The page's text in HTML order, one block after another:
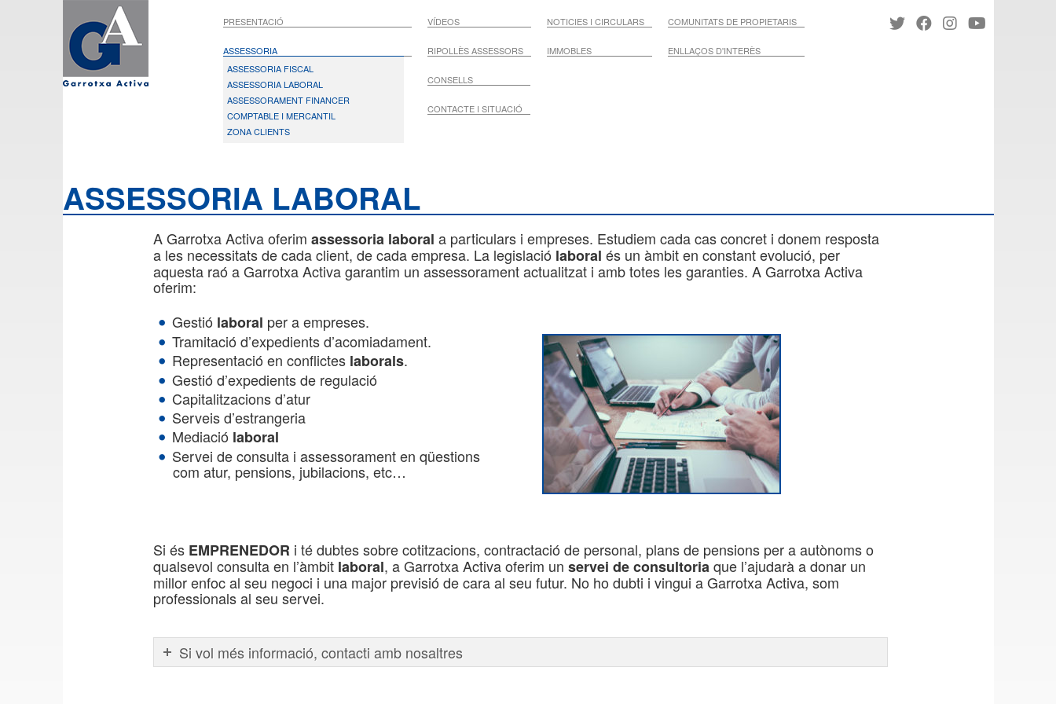
PRESENTACIÓ
ASSESSORIA
ASSESSORIA FISCAL
ASSESSORIA LABORAL
ASSESSORAMENT FINANCER
COMPTABLE I MERCANTIL
ZONA CLIENTS
VÍDEOS
RIPOLLÈS ASSESSORS
NOTICIES I CIRCULARS
IMMOBLES
COMUNITATS DE PROPIETARIS
ENLLAÇOS D'INTERÈS
CONSELLS
CONTACTE I SITUACIÓ
ASSESSORIA LABORAL
A Garrotxa Activa oferim assessoria laboral a particulars i empreses. Estudiem cada cas concret i donem resposta
a les necessitats de cada client, de cada empresa. La legislació laboral és un àmbit en constant evolució, per
aquesta raó a Garrotxa Activa garantim un assessorament actualitzat i amb totes les garanties. A Garrotxa Activa
oferim:
Gestió laboral per a empreses.
Tramitació d’expedients d’acomiadament.
Representació en conflictes laborals.
Gestió d’expedients de regulació
Capitalitzacions d’atur
Serveis d’estrangeria
Mediació laboral
Servei de consulta i assessorament en qüestions
com atur, pensions, jubilacions, etc…
Si és EMPRENEDOR i té dubtes sobre cotitzacions, contractació de personal, plans de pensions per a autònoms o
qualsevol consulta en l’àmbit laboral, a Garrotxa Activa oferim un servei de consultoria que l’ajudarà a donar un
millor enfoc al seu negoci i una major previsió de cara al seu futur. No ho dubti i vingui a Garrotxa Activa, som
professionals al seu servei.
Si vol més informació, contacti amb nosaltres